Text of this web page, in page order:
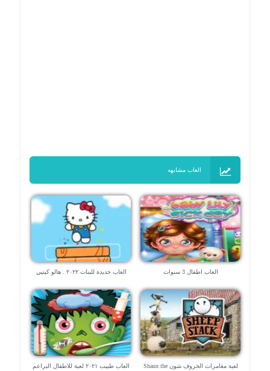
العاب مشابهه
العاب اطفال 3 سنوات العاب جديدة للبنات ٢٠٢٢ . هالو كيتيي
لعبة مغامرات الخروف شون Shaun the
العاب طبيب ٢٠٢١ لعبة للاطفال البراعم